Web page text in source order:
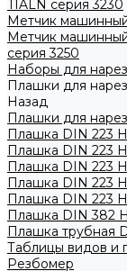
TIALN серия 3230
Метчик машинный
Метчик
серия 3250
Наборы для
Плашки для
Назад
Плашки для
Плашка DIN 223
Плашка DIN 223
Плашка DIN 223
Плашка DIN 223
Плашка DIN 223
Плашка DIN 382
Плашка трубная
Таблицы видов и
Резбомер